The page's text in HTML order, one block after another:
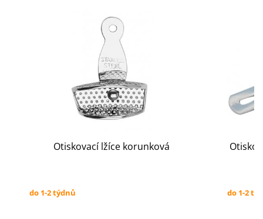
Otiskovací lžíce korunková
do 1-2 týdnů do 1-2